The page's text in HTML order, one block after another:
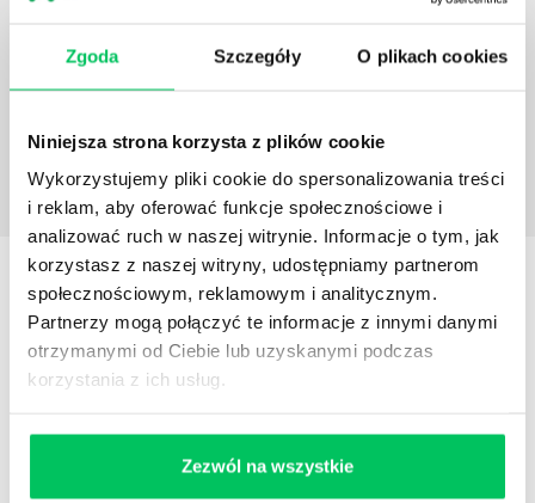
Zgoda Szczegóły O plikach cookies
Niniejsza strona korzysta z plików cookie
Wykorzystujemy pliki cookie do spersonalizowania treści
i reklam, aby oferować funkcje społecznościowe i
analizować ruch w naszej witrynie. Informacje o tym, jak
korzystasz z naszej witryny, udostępniamy partnerom
społecznościowym, reklamowym i analitycznym.
Partnerzy mogą połączyć te informacje z innymi danymi
otrzymanymi od Ciebie lub uzyskanymi podczas
korzystania z ich usług.
Zezwól na wszystkie
zgłaszają ewentualne zagrożenia i rekomendują
zmiany.
Katarzyna FusiarzSenior HR Specialist w
Dowiedz się więcej
KONSULTANTSZKOLENIA
ZOSTAW WIADOMOŚĆ KOSULTANTOWI
PRZYPOMNIJ MI O SZKOLENIU
Monika Tarczyńska-Nowak